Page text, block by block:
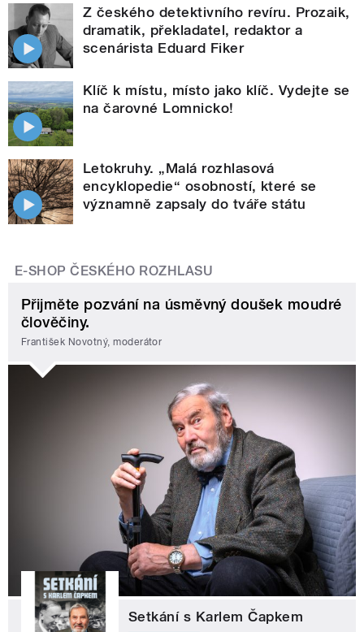
Z českého detektivního revíru. Prozaik,
dramatik, překladatel, redaktor a
scenárista Eduard Fiker
Klíč k místu, místo jako klíč. Vydejte se
na čarovné Lomnicko!
Letokruhy. „Malá rozhlasová
encyklopedie“ osobností, které se
významně zapsaly do tváře státu
E-SHOP ČESKÉHO ROZHLASU
Přijměte pozvání na úsměvný doušek moudré
člověčiny.
František Novotný, moderátor
Setkání s Karlem Čapkem